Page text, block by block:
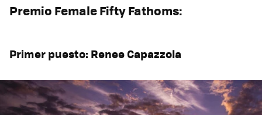
Premio Female Fifty Fathoms:
Primer puesto: Renee Capazzola